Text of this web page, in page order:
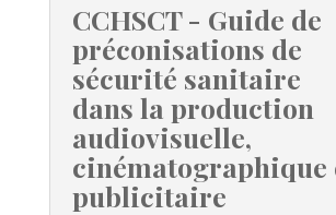
CCHSCT - Guide de
préconisations de
sécurité sanitaire
dans la production
audiovisuelle,
cinématographique
publicitaire